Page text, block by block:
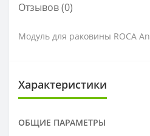
Отзывов (0)
Модуль для раковины ROCA
Характеристики
ОБЩИЕ ПАРАМЕТРЫ